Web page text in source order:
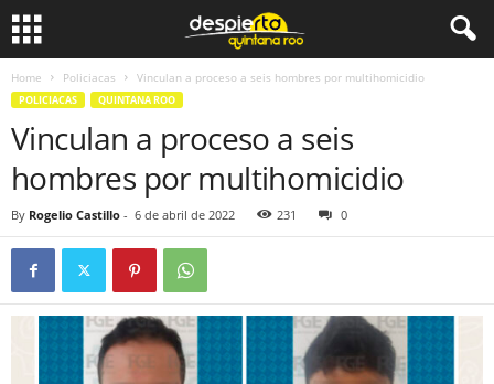
Home Policiacas Vinculan a proceso a seis hombres por multihomicidio
POLICIACAS QUINTANA ROO
Vinculan a proceso a seis
hombres por multihomicidio
By Rogelio Castillo - 6 de abril de 2022 231 0